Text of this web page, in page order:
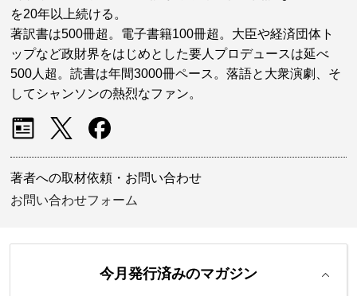
を20年以上続ける。
著訳書は500冊超。電子書籍100冊超。大臣や経済団体ト
ップなど政財界をはじめとした要人プロデュースは延べ
500人超。読書は年間3000冊ペース。落語と大衆演劇、そ
してシャンソンの熱烈なファン。
著者への取材依頼・お問い合わせ
お問い合わせフォーム
今月発行済みのマガジン